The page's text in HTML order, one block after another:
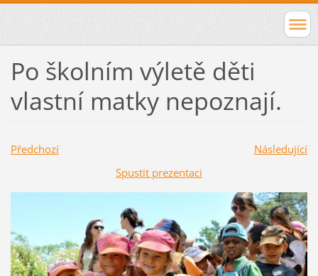
Po školním výletě děti
vlastní matky nepoznají.
Předchozí
Následující
Spustit prezentaci